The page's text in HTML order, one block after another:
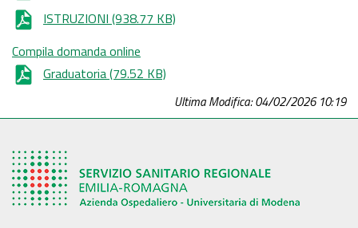
ISTRUZIONI (938.77 KB)
Compila domanda online
Graduatoria(79.52 KB)
Ultima Modifica: 04/02/2026 10:19